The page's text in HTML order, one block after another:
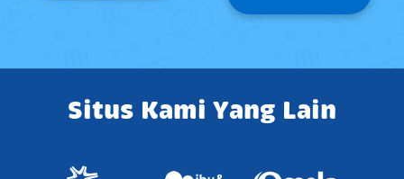
Situs Kami Yang Lain